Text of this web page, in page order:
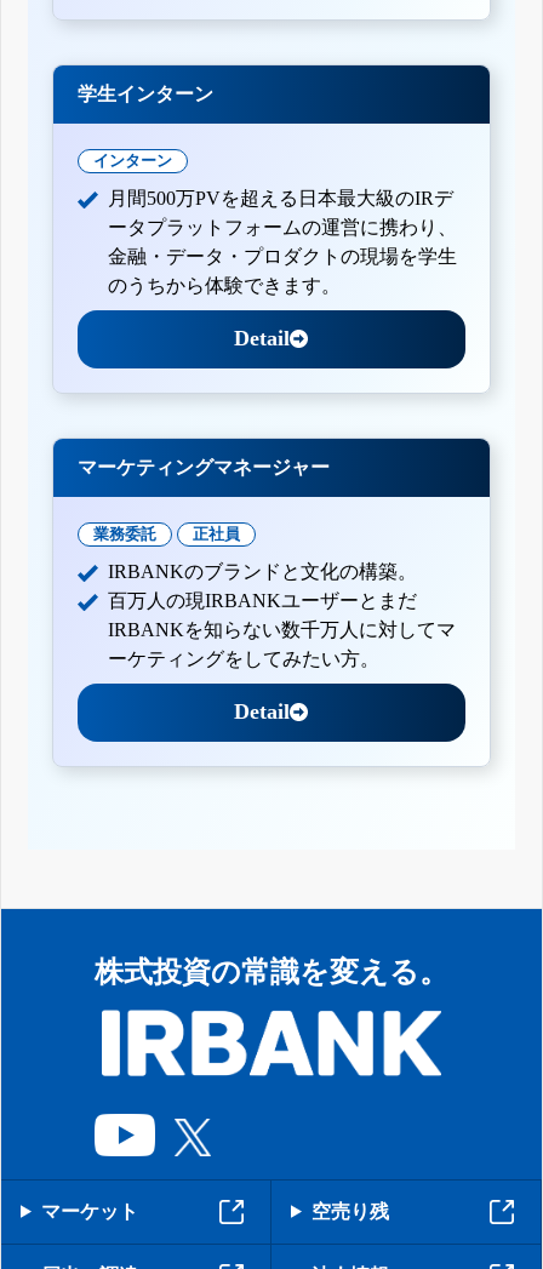
学生インターン
インターン
月間500万PVを超える日本最大級のIRデ
ータプラットフォームの運営に携わり、
金融・データ・プロダクトの現場を学生
のうちから体験できます。
Detail
マーケティングマネージャー
業務委託 正社員
IRBANKのブランドと文化の構築。
百万人の現IRBANKユーザーとまだ
IRBANKを知らない数千万人に対してマ
ーケティングをしてみたい方。
Detail
株式投資の常識を変える。
マーケット 空売り残